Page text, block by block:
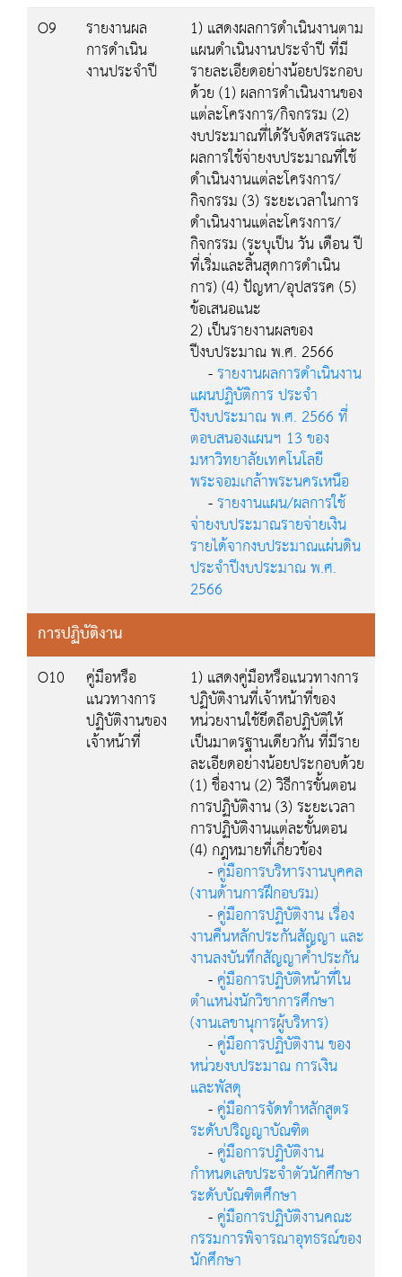
O9
รายงานผล
การดำเนิน
งานประจำปี
1) แสดงผลการดำเนินงานตาม
แผนดำเนินงานประจำปี ที่มี
รายละเอียดอย่างน้อยประกอบ
ด้วย (1) ผลการดำเนินงานของ
แต่ละโครงการ/กิจกรรม (2)
งบประมาณที่ได้รับจัดสรรและ
ผลการใช้จ่ายงบประมาณที่ใช้
ดำเนินงานแต่ละโครงการ/
กิจกรรม (3) ระยะเวลาในการ
ดำเนินงานแต่ละโครงการ/
กิจกรรม (ระบุเป็น วัน เดือน ปี
ที่เริ่มและสิ้นสุดการดำเนิน
การ) (4) ปัญหา/อุปสรรค (5)
ข้อเสนอแนะ
2) เป็นรายงานผลของ
ปีงบประมาณ พ.ศ. 2566
-รายงานผลการดำเนินงาน
แผนปฏิบัติการ ประจำ
ปีงบประมาณ พ.ศ. 2566 ที่
ตอบสนองแผนฯ 13 ของ
มหาวิทยาลัยเทคโนโลยี
พระจอมเกล้าพระนครเหนือ
-รายงานแผน/ผลการใช้
จ่ายงบประมาณรายจ่ายเงิน
รายได้จากงบประมาณแผ่นดิน
ประจำปีงบประมาณ พ.ศ.
2566
การปฏิบัติงาน
O10 คู่มือหรือ
แนวทางการ
ปฏิบัติงานของ
เจ้าหน้าที่
1) แสดงคู่มือหรือแนวทางการ
ปฏิบัติงานที่เจ้าหน้าที่ของ
หน่วยงานใช้ยึดถือปฏิบัติให้
เป็นมาตรฐานเดียวกัน ที่มีราย
ละเอียดอย่างน้อยประกอบด้วย
(1) ชื่องาน (2) วิธีการขั้นตอน
การปฏิบัติงาน (3) ระยะเวลา
การปฏิบัติงานแต่ละขั้นตอน
(4) กฎหมายที่เกี่ยวข้อง
-คู่มือการบริหารงานบุคคล
(งานด้านการฝึกอบรม)
-คู่มือการปฏิบัติงาน เรื่อง
งานคืนหลักประกันสัญญา และ
งานลงบันทึกสัญญาค้ำประกัน
-คู่มือการปฏิบัติหน้าที่ใน
ตำแหน่งนักวิชาการศึกษา
(งานเลขานุการผู้บริหาร)
-คู่มือการปฏิบัติงาน ของ
หน่วยงบประมาณ การเงิน
และพัสดุ
-คู่มือการจัดทำหลักสูตร
ระดับปริญญาบัณฑิต
-คู่มือการปฏิบัติงาน
กำหนดเลขประจำตัวนักศึกษา
ระดับบัณฑิตศึกษา
-คู่มือการปฏิบัติงานคณะ
กรรมการพิจารณาอุทธรณ์ของ
นักศึกษา